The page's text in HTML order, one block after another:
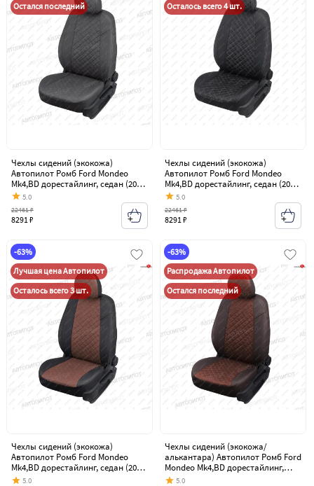
Остался последний
Чехлы сидений (экокожа)
Автопилот Ромб Ford Mondeo
Mk4,BD дорестайлинг, седан (2007-
2010)
5.0
8291 ₽
22461 ₽
Осталось всего 4 шт.
Чехлы сидений (экокожа)
Автопилот Ромб Ford Mondeo
Mk4,BD дорестайлинг, седан (2007-
2010)
5.0
8291 ₽
22461 ₽
-63%
Лучшая цена Автопилот
Осталось всего 3 шт.
Чехлы сидений (экокожа)
Автопилот Ромб Ford Mondeo
Mk4,BD дорестайлинг, седан (2007-
2010)
5.0
-63%
Распродажа Автопилот
Остался последний
Чехлы сидений (экокожа/
алькантара) Автопилот Ромб Ford
Mondeo Mk4,BD дорестайлинг,
седан (2007-2010)
5.0